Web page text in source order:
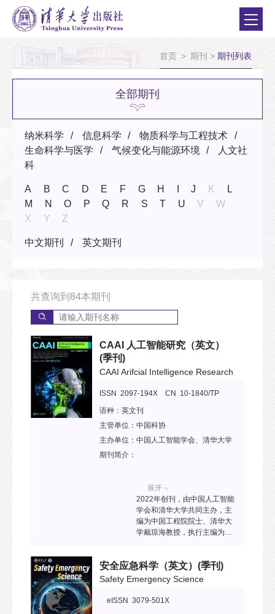
首页 > 期刊 > 期刊列表
全部期刊
纳米科学 信息科学
物质科学与工程技术
生命科学与医学
气候变化与能源环境
人文社
科
A B C D E F G H J K
L
M
N O P Q R S T U V
W
X
Y Z
中文期刊 英文期刊
共查询到 84本期刊
CAAI 人工智能研究（英文）
(季刊)
CAAI Arifcial Intelligence Research
ISSN 2097-194X CN 10-1840/TP
语种： 英文刊
主管单位： 中国科协
主办单位： 中国人工智能学会、清华大学
期刊简介：
展开
2022年创刊，由中国人工智能
学会和清华大学共同主办，主
编为中国工程院院士、清华大
学戴琼海教授，执行主编为清
器学习、行为智能、脑与认知
和人工智能芯片及其应用等领
论文，旨为人工智能领域的前
安全应急科学（英文） (季刊)
Safety Emergency Science
eISSN 3079-501X